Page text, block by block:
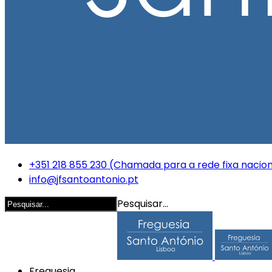
+351 218 855 230 (Chamada para a rede fixa
info@jfsantoantonio.pt
Pesquisar...